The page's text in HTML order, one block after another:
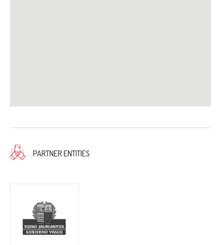
PARTNER ENTITIES